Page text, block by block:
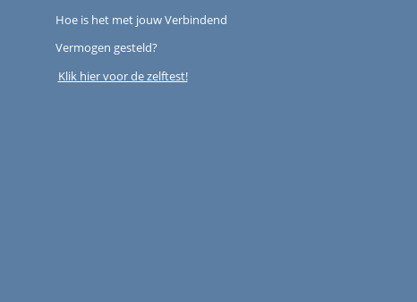
Hoe is het met jouw Verbindend
Vermogen gesteld?
Klik hier voor de zelftest!